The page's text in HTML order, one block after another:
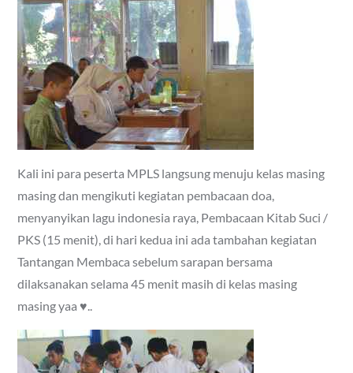
Kali ini para peserta MPLS langsung menuju kelas masing
masing dan mengikuti kegiatan pembacaan doa,
menyanyikan lagu indonesia raya, Pembacaan Kitab Suci /
PKS (15 menit), di hari kedua ini ada tambahan kegiatan
Tantangan Membaca sebelum sarapan bersama
dilaksanakan selama 45 menit masih di kelas masing
masing yaa ♥..